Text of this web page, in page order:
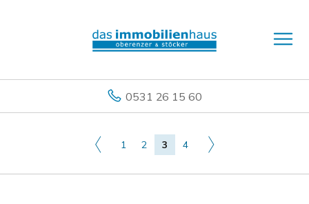
0531 26 15 60
1 2 3 4